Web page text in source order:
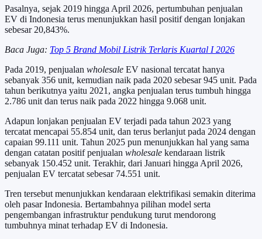
Pasalnya, sejak 2019 hingga April 2026, pertumbuhan penjualan
EV di Indonesia terus menunjukkan hasil positif dengan lonjakan
sebesar 20,843%.
Baca Juga: Top 5 Brand Mobil Listrik Terlaris Kuartal I 2026
Pada 2019, penjualan wholesale EV nasional tercatat hanya
sebanyak 356 unit, kemudian naik pada 2020 sebesar 945 unit. Pada
tahun berikutnya yaitu 2021, angka penjualan terus tumbuh hingga
2.786 unit dan terus naik pada 2022 hingga 9.068 unit.
Adapun lonjakan penjualan EV terjadi pada tahun 2023 yang
tercatat mencapai 55.854 unit, dan terus berlanjut pada 2024 dengan
capaian 99.111 unit. Tahun 2025 pun menunjukkan hal yang sama
dengan catatan positif penjualan wholesale kendaraan listrik
sebanyak 150.452 unit. Terakhir, dari Januari hingga April 2026,
penjualan EV tercatat sebesar 74.551 unit.
Tren tersebut menunjukkan kendaraan elektrifikasi semakin diterima
oleh pasar Indonesia. Bertambahnya pilihan model serta
pengembangan infrastruktur pendukung turut mendorong
tumbuhnya minat terhadap EV di Indonesia.